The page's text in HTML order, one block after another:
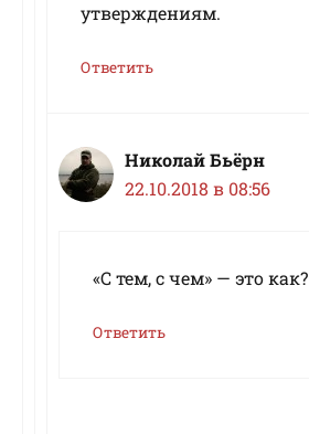
утверждениям.
Ответить
Николай Бьёрн
22.10.2018 в 08:56
«С тем, с чем» — это как?
Ответить